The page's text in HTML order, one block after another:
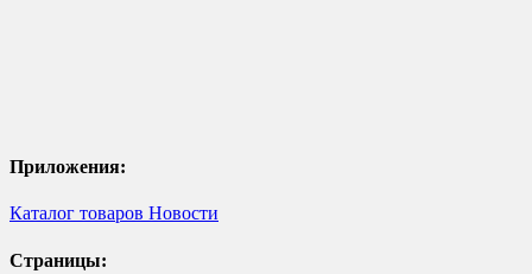
Приложения:
Каталог товаров Новости
Страницы: